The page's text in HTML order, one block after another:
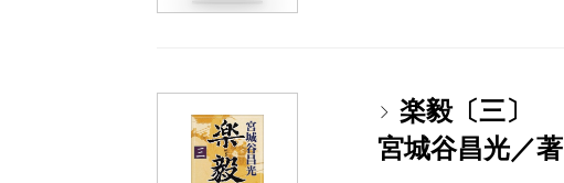
楽毅〔三〕
宮城谷昌光／著